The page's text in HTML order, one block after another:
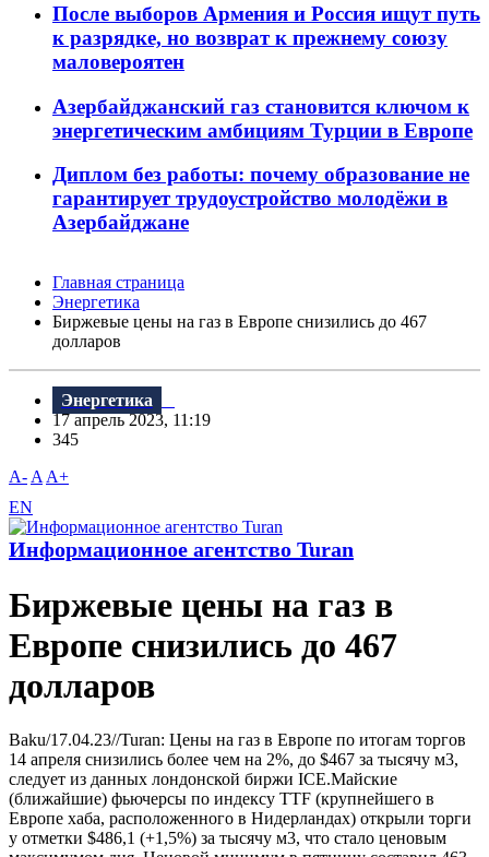
После выборов Армения и Россия ищут путь
к разрядке, но возврат к прежнему союзу
маловероятен
Азербайджанский газ становится ключом к
энергетическим амбициям Турции в Европе
Диплом без работы: почему образование не
гарантирует трудоустройство молодёжи в
Азербайджане
Главная страница
Энергетика
Биржевые цены на газ в Европе снизились до 467
долларов
Энергетика
17 апрель 2023, 11:19
345
A- A A+
EN
Информационное агентство Turan
Биржевые цены на газ в
Европе снизились до 467
долларов
Baku/17.04.23//Turan: Цены на газ в Европе по итогам торгов
14 апреля снизились более чем на 2%, до $467 за тысячу м3,
следует из данных лондонской биржи ICE.Майские
(ближайшие) фьючерсы по индексу TTF (крупнейшего в
Европе хаба, расположенного в Нидерландах) открыли торги
у отметки $486,1 (+1,5%) за тысячу м3, что стало ценовым